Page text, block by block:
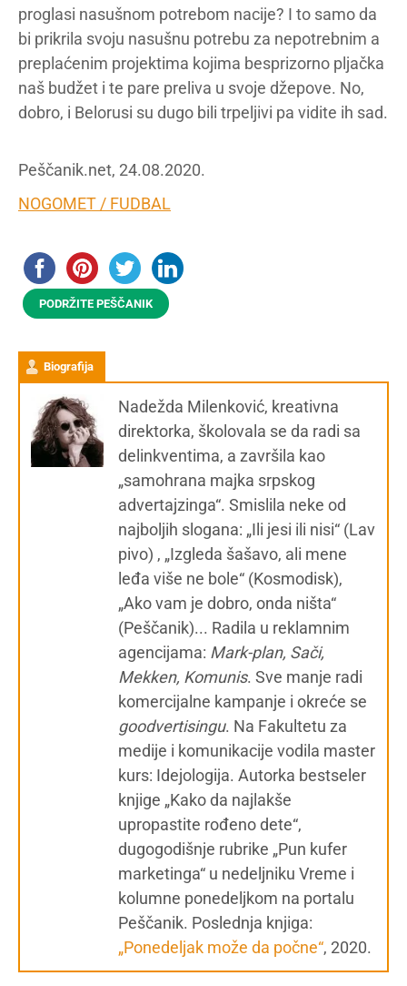
proglasi nasušnom potrebom nacije? I to samo da
bi prikrila svoju nasušnu potrebu za nepotrebnim a
preplaćenim projektima kojima besprizorno pljačka
naš budžet i te pare preliva u svoje džepove. No,
dobro, i Belorusi su dugo bili trpeljivi pa vidite ih sad.
Peščanik.net, 24.08.2020.
NOGOMET / FUDBAL
PODRŽITE PEŠČANIK
Biografija
Nadežda Milenković, kreativna
direktorka, školovala se da radi sa
delinkventima, a završila kao
„samohrana majka srpskog
advertajzinga“. Smislila neke od
najboljih slogana: „Ili jesi ili nisi“ (Lav
pivo) , „Izgleda šašavo, ali mene
leđa više ne bole“ (Kosmodisk),
„Ako vam je dobro, onda ništa“
(Peščanik)... Radila u reklamnim
agencijama: Mark-plan, Sači,
Mekken, Komunis. Sve manje radi
komercijalne kampanje i okreće se
goodvertisingu. Na Fakultetu za
medije i komunikacije vodila master
kurs: Idejologija. Autorka bestseler
knjige „Kako da najlakše
upropastite rođeno dete“,
dugogodišnje rubrike „Pun kufer
marketinga“ u nedeljniku Vreme i
kolumne ponedeljkom na portalu
Peščanik. Poslednja knjiga:
„Ponedeljak može da počne“, 2020.